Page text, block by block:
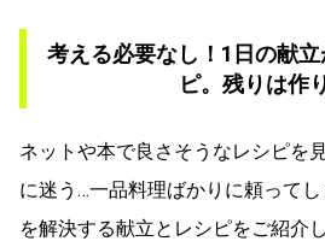
考える必要なし！1日の献
ピ。残りは作
ネットや本で良さそうなレシピを
に迷う…一品料理ばかりに頼って
を解決する献立とレシピをご紹介し